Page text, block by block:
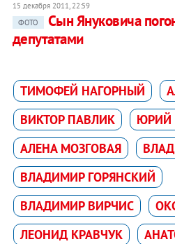
15 декабря 2011, 22:59
ФОТО
Сын Януковича
депутатами
ТИМОФЕЙ НАГОРНЫЙ
ВИКТОР ПАВЛИК
ЮРИЙ
АЛЕНА МОЗГОВАЯ
ВЛАДИМИР ГОРЯНСКИЙ
ВЛАДИМИР ВИРЧИС
ЛЕОНИД КРАВЧУК